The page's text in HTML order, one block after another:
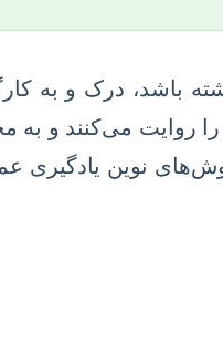
باشد، درک و به
را روایت می‌کنند و
نوین یادگیری